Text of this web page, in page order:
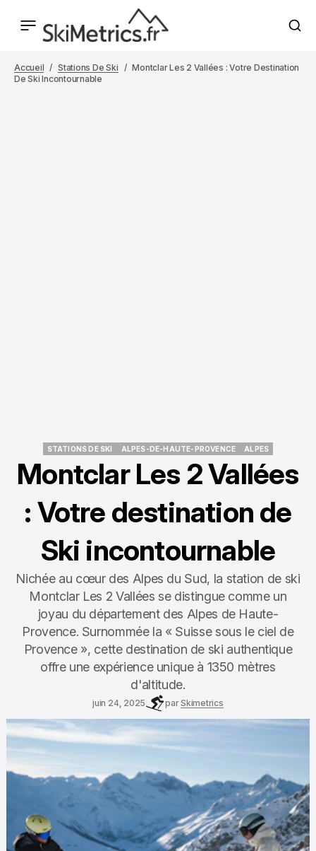
Accueil Stations De Ski
Montclar Les 2 Vallées : Votre Destination
De Ski Incontournable
STATIONS DE SKI
ALPES-DE-HAUTE-PROVENCE
ALPES
Montclar Les 2 Vallées
: Votre destination de
Ski incontournable
Nichée au cœur des Alpes du Sud, la station de ski
Montclar Les 2 Vallées se distingue comme un
joyau du département des Alpes de Haute-
Provence. Surnommée la « Suisse sous le ciel de
Provence », cette destination de ski authentique
offre une expérience unique à 1350 mètres
d'altitude.
juin 24, 2025 parSkimetrics